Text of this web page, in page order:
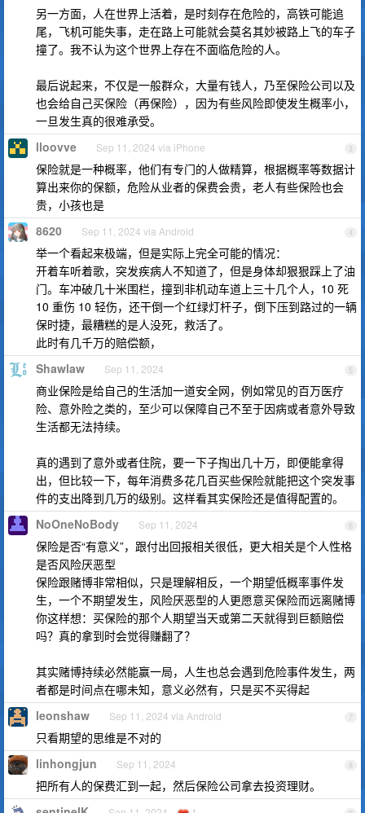
另一方面，人在世界上活着，是时刻存在危险的，高铁可能追
尾，飞机可能失事，走在路上可能就会莫名其妙被路上飞的车子
撞了。我不认为这个世界上存在不面临危险的人。
最后说起来，不仅是一般群众，大量有钱人，乃至保险公司以及
也会给自己买保险（再保险），因为有些风险即使发生概率小，
一旦发生真的很难承受。
3
lloovve Sep 11, 2024 via iPhone
保险就是一种概率，他们有专门的人做精算，根据概率等数据计
算出来你的保额，危险从业者的保费会贵，老人有些保险也会
贵，小孩也是
4
8620 Sep 11, 2024 via Android
举一个看起来极端，但是实际上完全可能的情况：
开着车听着歌，突发疾病人不知道了，但是身体却狠狠踩上了油
门。车冲破几十米围栏，撞到非机动车道上三十几个人，10 死
10 重伤 10 轻伤，还干倒一个红绿灯杆子，倒下压到路过的一辆
保时捷，最糟糕的是人没死，救活了。
此时有几千万的赔偿额，
5
Shawlaw Sep 11, 2024
商业保险是给自己的生活加一道安全网，例如常见的百万医疗
险、意外险之类的，至少可以保障自己不至于因病或者意外导致
生活都无法持续。
真的遇到了意外或者住院，要一下子掏出几十万，即便能拿得
出，但比较一下，每年消费多花几百买些保险就能把这个突发事
件的支出降到几万的级别。这样看其实保险还是值得配置的。
6
NoOneNoBody Sep 11, 2024
保险是否“有意义”，跟付出回报相关很低，更大相关是个人性格
是否风险厌恶型
保险跟赌博非常相似，只是理解相反，一个期望低概率事件发
生，一个不期望发生，风险厌恶型的人更愿意买保险而远离赌博
你这样想：买保险的那个人期望当天或第二天就得到巨额赔偿
吗？真的拿到时会觉得赚翻了？
其实赌博持续必然能赢一局，人生也总会遇到危险事件发生，两
者都是时间点在哪未知，意义必然有，只是买不买得起
7
leonshaw Sep 11, 2024 via Android
只看期望的思维是不对的
8
linhongjun Sep 11, 2024
把所有人的保费汇到一起，然后保险公司拿去投资理财。